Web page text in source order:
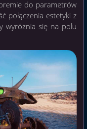
do parametrów
połączenia estetyki z
wyróżnia się na polu